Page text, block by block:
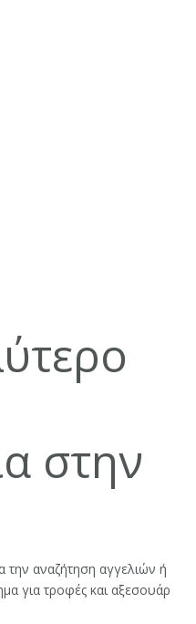
στην
την αναζήτηση αγγελιών ή
για τροφές και αξεσουάρ